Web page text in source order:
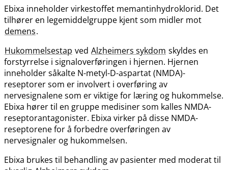
Ebixa inneholder virkestoffet memantinhydroklorid. Det
tilhører en legemiddelgruppe kjent som midler mot
demens.
Hukommelsestap ved Alzheimers sykdom skyldes en
forstyrrelse i signaloverføringen i hjernen. Hjernen
inneholder såkalte N-metyl-D-aspartat (NMDA)-
reseptorer som er involvert i overføring av
nervesignalene som er viktige for læring og hukommelse.
Ebixa hører til en gruppe medisiner som kalles NMDA-
reseptorantagonister. Ebixa virker på disse NMDA-
reseptorene for å forbedre overføringen av
nervesignaler og hukommelsen.
Ebixa brukes til behandling av pasienter med moderat til